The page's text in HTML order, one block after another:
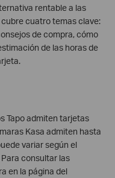
rentable a las
cuatro temas clave:
de compra, cómo
de las horas de
Tapo admiten tarjetas
Kasa admiten hasta
variar según el
consultar las
en la página del